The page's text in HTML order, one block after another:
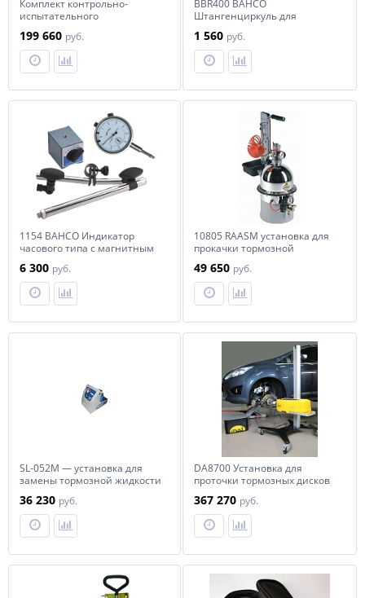
Комплект контрольно-
испытательного
199 660 руб.
BBR400 BAHCO
Штангенциркуль для
тормозных дисков и глубины
протектора
1 560 руб.
1154 BAHCO Индикатор
часового типа с магнитным
6 300 руб.
10805 RAASM установка для
прокачки тормозной
49 650 руб.
SL-052М — установка для
замены тормозной жидкости
36 230 руб.
DA8700 Установка для
проточки тормозных дисков
367 270 руб.